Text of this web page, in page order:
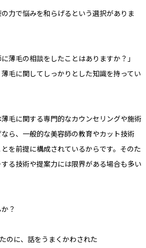
力で悩みを和らげるという選択がありま
毛の相談をしたことはありますか？」
毛に関してしっかりとした知識を持ってい
毛に関する専門的なカウンセリングや施術
ら、一般的な美容師の教育やカット技術
を前提に構成されているからです。そのた
る技術や提案力には限界がある場合も多い
？
のに、話をうまくかわされた